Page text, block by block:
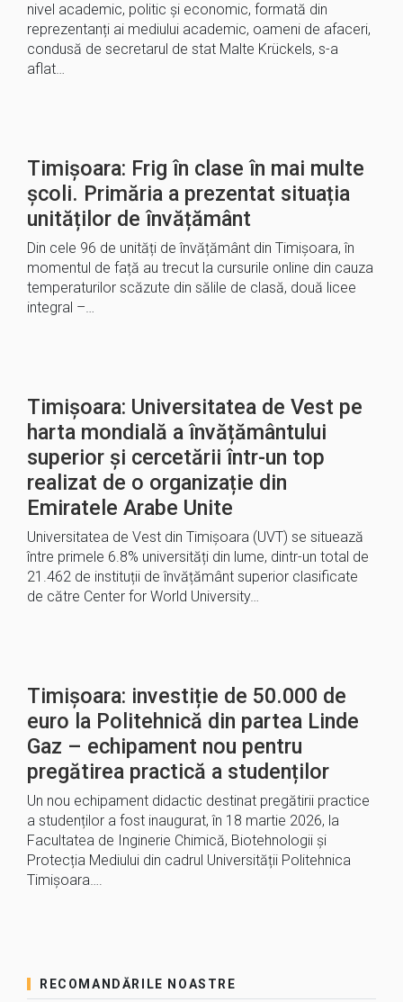
nivel academic, politic și economic, formată din
reprezentanți ai mediului academic, oameni de afaceri,
condusă de secretarul de stat Malte Krückels, s-a
aflat…
Timișoara: Frig în clase în mai multe
şcoli. Primăria a prezentat situația
unităților de învățământ
Din cele 96 de unități de învățământ din Timișoara, în
momentul de față au trecut la cursurile online din cauza
temperaturilor scăzute din sălile de clasă, două licee
integral –…
Timișoara: Universitatea de Vest pe
harta mondială a învățământului
superior și cercetării într-un top
realizat de o organizație din
Emiratele Arabe Unite
Universitatea de Vest din Timişoara (UVT) se situează
între primele 6.8% universități din lume, dintr-un total de
21.462 de instituții de învățământ superior clasificate
de către Center for World University…
Timișoara: investiție de 50.000 de
euro la Politehnică din partea Linde
Gaz – echipament nou pentru
pregătirea practică a studenților
Un nou echipament didactic destinat pregătirii practice
a studenților a fost inaugurat, în 18 martie 2026, la
Facultatea de Inginerie Chimică, Biotehnologii și
Protecția Mediului din cadrul Universității Politehnica
Timișoara….
RECOMANDĂRILE NOASTRE